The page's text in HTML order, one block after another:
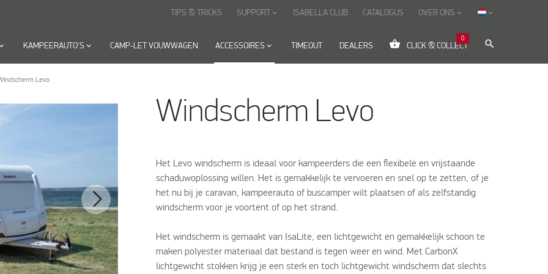
KAMPEERAUTO'Skeyboard_arrow_down CAMP-LET VOUWWAGEN ACCESSOIRES keyboard_arrow_down TIMEOUT DEALERS shopping_basket CLICK & COLLECT
0
search
TIPS & TRICKS SUPPORT keyboard_arrow_down ISABELLA CLUB CATALOGUS OVER ONS keyboard_arrow_down keyboard_arrow_down
Levo
Windscherm Levo
Het Levo windscherm is ideaal voor kampeerders die een flexibele en vrijstaande
schaduwoplossing willen. Het is gemakkelijk te vervoeren en snel op te zetten, of je
het nu bij je caravan, kampeerauto of buscamper wilt plaatsen of als zelfstandig
windscherm voor je voortent of op het strand.
Het windscherm is gemaakt van IsaLite, een lichtgewicht en gemakkelijk schoon te
maken polyester materiaal dat bestand is tegen weer en wind. Met CarbonX
lichtgewicht stokken krijg je een sterk en toch lichtgewicht windscherm dat slechts